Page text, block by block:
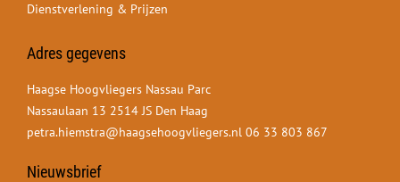
Dienstverlening & Prijzen
Adres gegevens
Haagse Hoogvliegers Nassau Parc
Nassaulaan 13 2514 JS Den Haag
petra.hiemstra@haagsehoogvliegers.nl 06 33 803 867
Nieuwsbrief